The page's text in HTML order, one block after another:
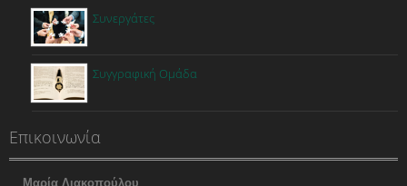
Συνεργάτες
Συγγραφική Ομάδα
Επικοινωνία
Μαρία Λιακοπούλου